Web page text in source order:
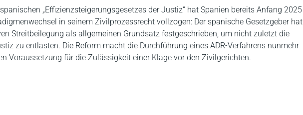
„Effizienzsteigerungsgesetzes der Justiz“ hat Spanien bereits Anfang 2025
in seinem Zivilprozessrecht vollzogen: Der spanische Gesetzgeber hat
Streitbeilegung als allgemeinen Grundsatz festgeschrieben, um nicht zuletzt die
zu entlasten. Die Reform macht die Durchführung eines ADR-Verfahrens nunmehr
Voraussetzung für die Zulässigkeit einer Klage vor den Zivilgerichten.